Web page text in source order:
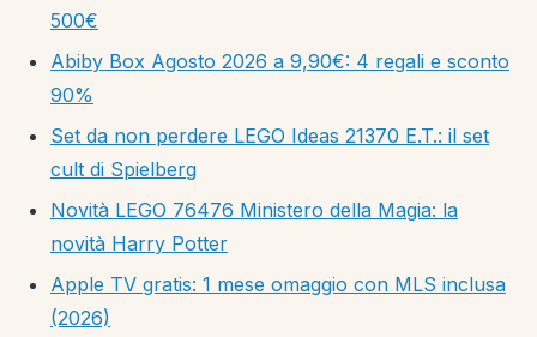
500€
Abiby Box Agosto 2026 a 9,90€: 4 regali e sconto
90%
Set da non perdere LEGO Ideas 21370 E.T.: il set
cult di Spielberg
Novità LEGO 76476 Ministero della Magia: la
novità Harry Potter
Apple TV gratis: 1 mese omaggio con MLS inclusa
(2026)